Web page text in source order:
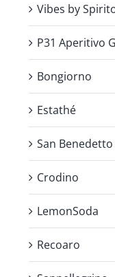
Vibes by
P31 Aperitivo
Bongiorno
Estathé
San Benedetto
Crodino
LemonSoda
Recoaro